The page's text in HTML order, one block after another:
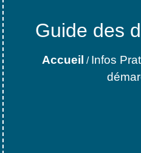
Guide des
Accueil / Infos